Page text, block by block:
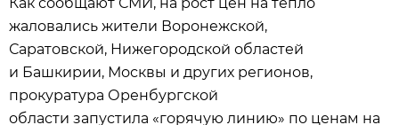
жаловались жители Воронежской,
Саратовской, Нижегородской областей
и Башкирии, Москвы и других регионов,
прокуратура Оренбургской
области запустила «горячую линию» по ценам на